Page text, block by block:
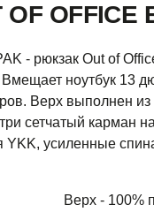
OFFICE
- рюкзак Out of
Вмещает ноутбук 13
Верх выполнен из
сетчатый карман
YKK, усиленные
Верх - 100%